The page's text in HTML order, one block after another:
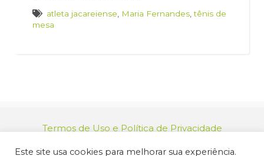
atleta jacareiense Maria Fernandes ,tênis de
mesa
Termos de Uso e Política de Privacidade
46.694.139/0001-83 | (12) 3955-9000
Este site usa cookies para melhorar sua experiência.